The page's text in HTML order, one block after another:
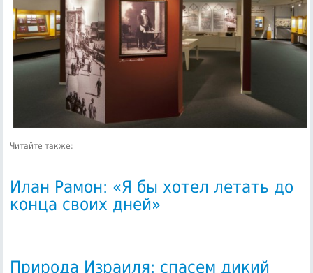
Читайте также:
Илан Рамон: «Я бы хотел летать до
конца своих дней»
Природа Израиля: спасем дикий